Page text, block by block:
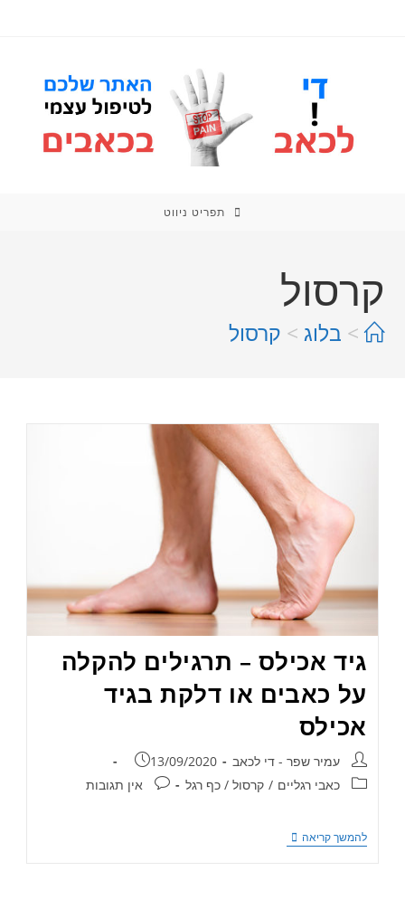
תפריט ניווט
קרסול
> בלוג > קרסול
גיד אכילס – תרגילים להקלה
על כאבים או דלקת בגיד
אכילס
עמיר שפר - די לכאב
13/09/2020
כאבי רגליים / קרסול / כף רגל אין תגובות
להמשך קריאה